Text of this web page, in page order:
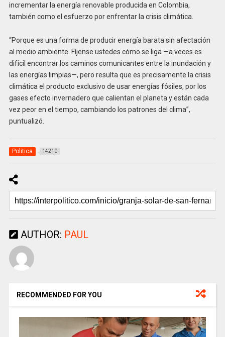
incrementar la energía renovable producida en Colombia,
también como el esfuerzo por enfrentar la crisis climática.
“Porque es una forma de producir energía barata sin afectación
al medio ambiente. Fíjense ustedes cómo se liga —a veces es
difícil encontrar los caminos comunicantes entre la inundación y
las energías limpias—, pero resulta que es precisamente la crisis
climática el producto exclusivo de usar energías fósiles, por los
gases efecto invernadero que calientan el planeta y están cada
vez peor en el tiempo, cambiando los patrones del clima”,
puntualizó.
Politica 14210
AUTHOR: PAUL
RECOMMENDED FOR YOU